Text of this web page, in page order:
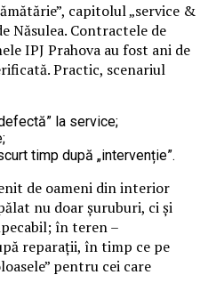
capitolul „service &
Năsulea. Contractele de
IPJ Prahova au fost ani de
Practic, scenariul
la service;
timp după „intervenție”.
de oameni din interior
nu doar șuruburi, ci și
în teren –
reparații, în timp ce pe
pentru cei care